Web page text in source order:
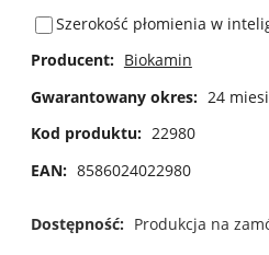
Szerokość płomienia w
Producent: Biokamin
Gwarantowany okres: 24
Kod produktu: 22980
EAN: 8586024022980
Dostępność: Produkcja na